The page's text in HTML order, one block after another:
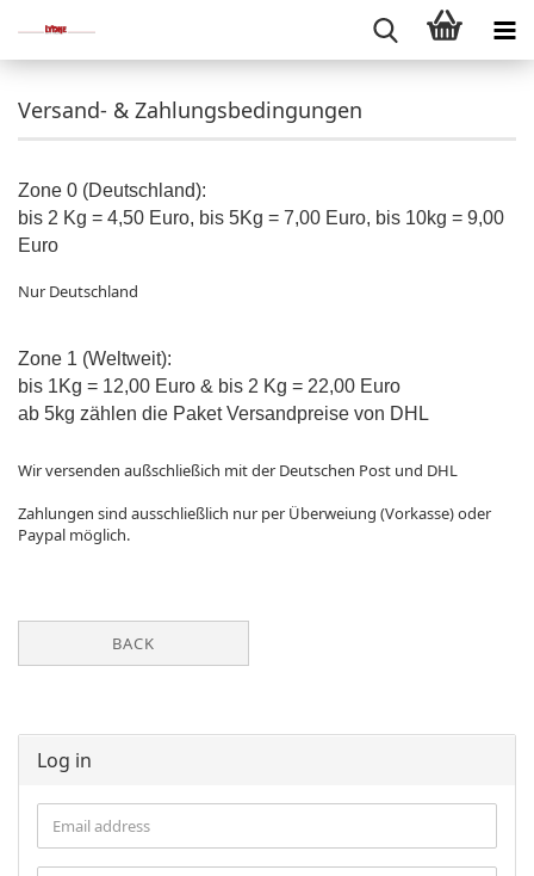
Versand- & Zahlungsbedingungen
Zone 0 (Deutschland):
bis 2 Kg = 4,50 Euro, bis 5Kg = 7,00 Euro, bis 10kg = 9,00
Euro
Nur Deutschland
Zone 1 (Weltweit):
bis 1Kg = 12,00 Euro & bis 2 Kg = 22,00 Euro
ab 5kg zählen die Paket Versandpreise von DHL
Wir versenden außschließich mit der Deutschen Post und DHL
Zahlungen sind ausschließlich nur per Überweiung (Vorkasse) oder
Paypal möglich.
BACK
Log in
Email
address